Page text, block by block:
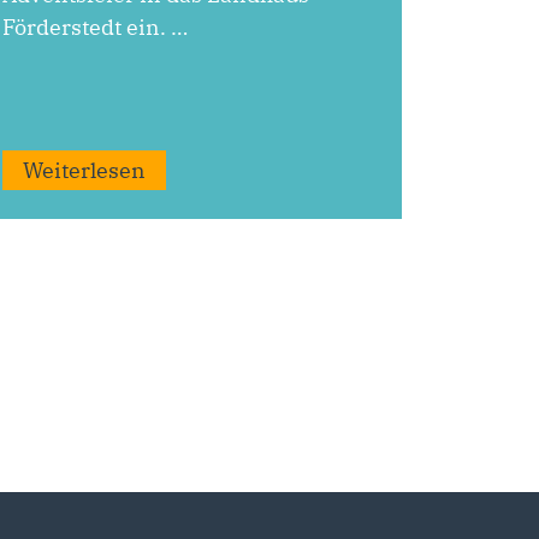
Förderstedt ein. …
Weiterlesen